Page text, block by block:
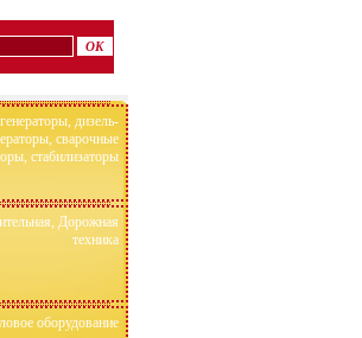
дизель-
сварочные
стабилизаторы
Дорожная
техника
оборудование